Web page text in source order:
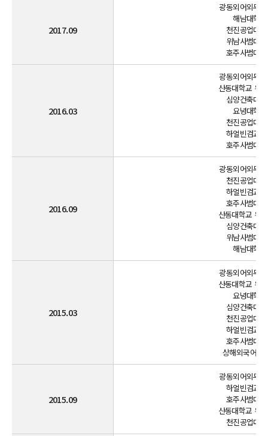
2017.09
광동외어외무
해남대학
천진공업대
위남사범대
호주사범대
2016.03
광동외어외무
산동대학교 위
심양건축대
요녕대학
천진공업대
하얼빈검교
호주사범대
2016.09
광동외어외무
천진공업대
하얼빈검교
호주사범대
산동대학교 위
심양건축대
위남사범대
해남대학
2015.03
광동외어외무
산동대학교 위
요녕대학
심양건축대
천진공업대
하얼빈검교
호주사범대
상해외국어대
2015.09
광동외어외무
하얼빈검교
호주사범대
산동대학교 위
천진공업대